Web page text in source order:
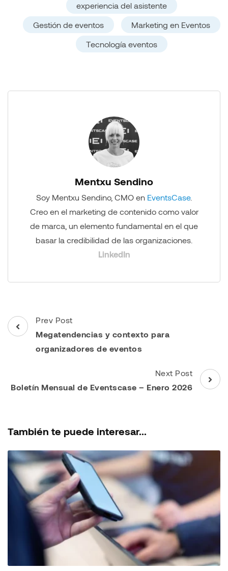
experiencia del asistente
Gestión de eventos
Marketing en Eventos
Tecnología eventos
Mentxu Sendino
Soy Mentxu Sendino, CMO en EventsCase.
Creo en el marketing de contenido como valor
de marca, un elemento fundamental en el que
basar la credibilidad de las organizaciones.
LinkedIn
Post
Navigation
Prev Post
Megatendencias y contexto para
organizadores de eventos
Next Post
Boletín Mensual de Eventscase – Enero 2026
También te puede interesar...